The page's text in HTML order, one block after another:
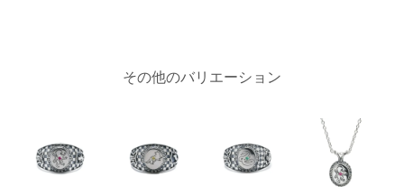
その他のバリエーション